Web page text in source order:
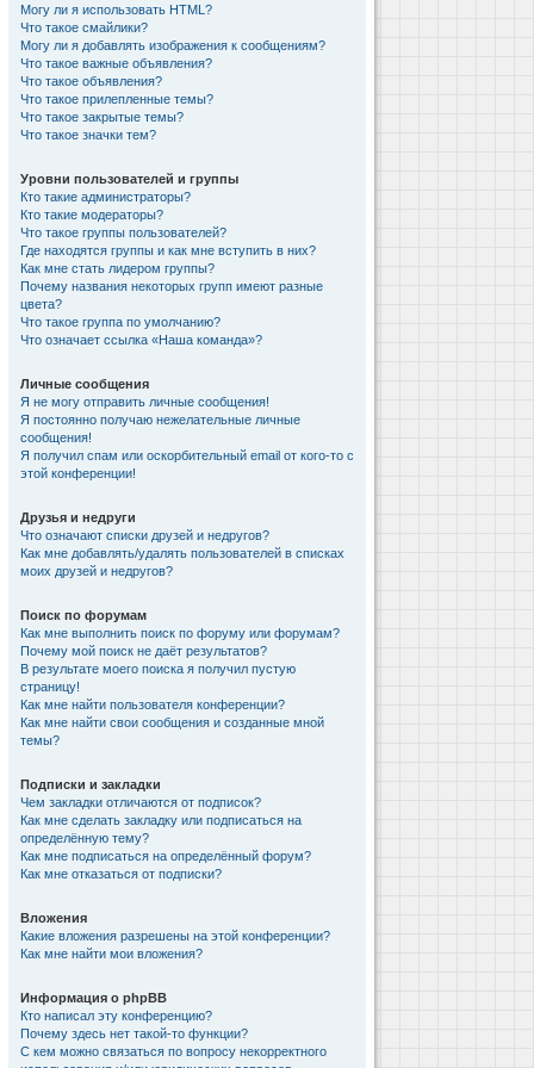
Могу ли я использовать HTML?
Что такое смайлики?
Могу ли я добавлять изображения к сообщениям?
Что такое важные объявления?
Что такое объявления?
Что такое прилепленные темы?
Что такое закрытые темы?
Что такое значки тем?
Уровни пользователей и группы
Кто такие администраторы?
Кто такие модераторы?
Что такое группы пользователей?
Где находятся группы и как мне вступить в них?
Как мне стать лидером группы?
Почему названия некоторых групп имеют разные
цвета?
Что такое группа по умолчанию?
Что означает ссылка «Наша команда»?
Личные сообщения
Я не могу отправить личные сообщения!
Я постоянно получаю нежелательные личные
сообщения!
Я получил спам или оскорбительный email от кого-то с
этой конференции!
Друзья и недруги
Что означают списки друзей и недругов?
Как мне добавлять/удалять пользователей в списках
моих друзей и недругов?
Поиск по форумам
Как мне выполнить поиск по форуму или форумам?
Почему мой поиск не даёт результатов?
В результате моего поиска я получил пустую
страницу!
Как мне найти пользователя конференции?
Как мне найти свои сообщения и созданные мной
темы?
Подписки и закладки
Чем закладки отличаются от подписок?
Как мне сделать закладку или подписаться на
определённую тему?
Как мне подписаться на определённый форум?
Как мне отказаться от подписки?
Вложения
Какие вложения разрешены на этой конференции?
Как мне найти мои вложения?
Информация о phpBB
Кто написал эту конференцию?
Почему здесь нет такой-то функции?
С кем можно связаться по вопросу некорректного